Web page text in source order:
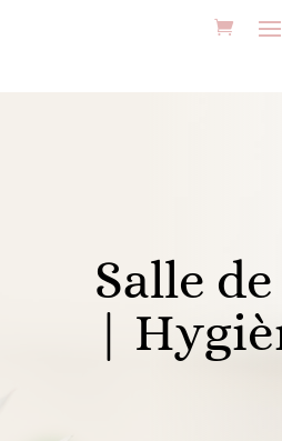
Salle
|